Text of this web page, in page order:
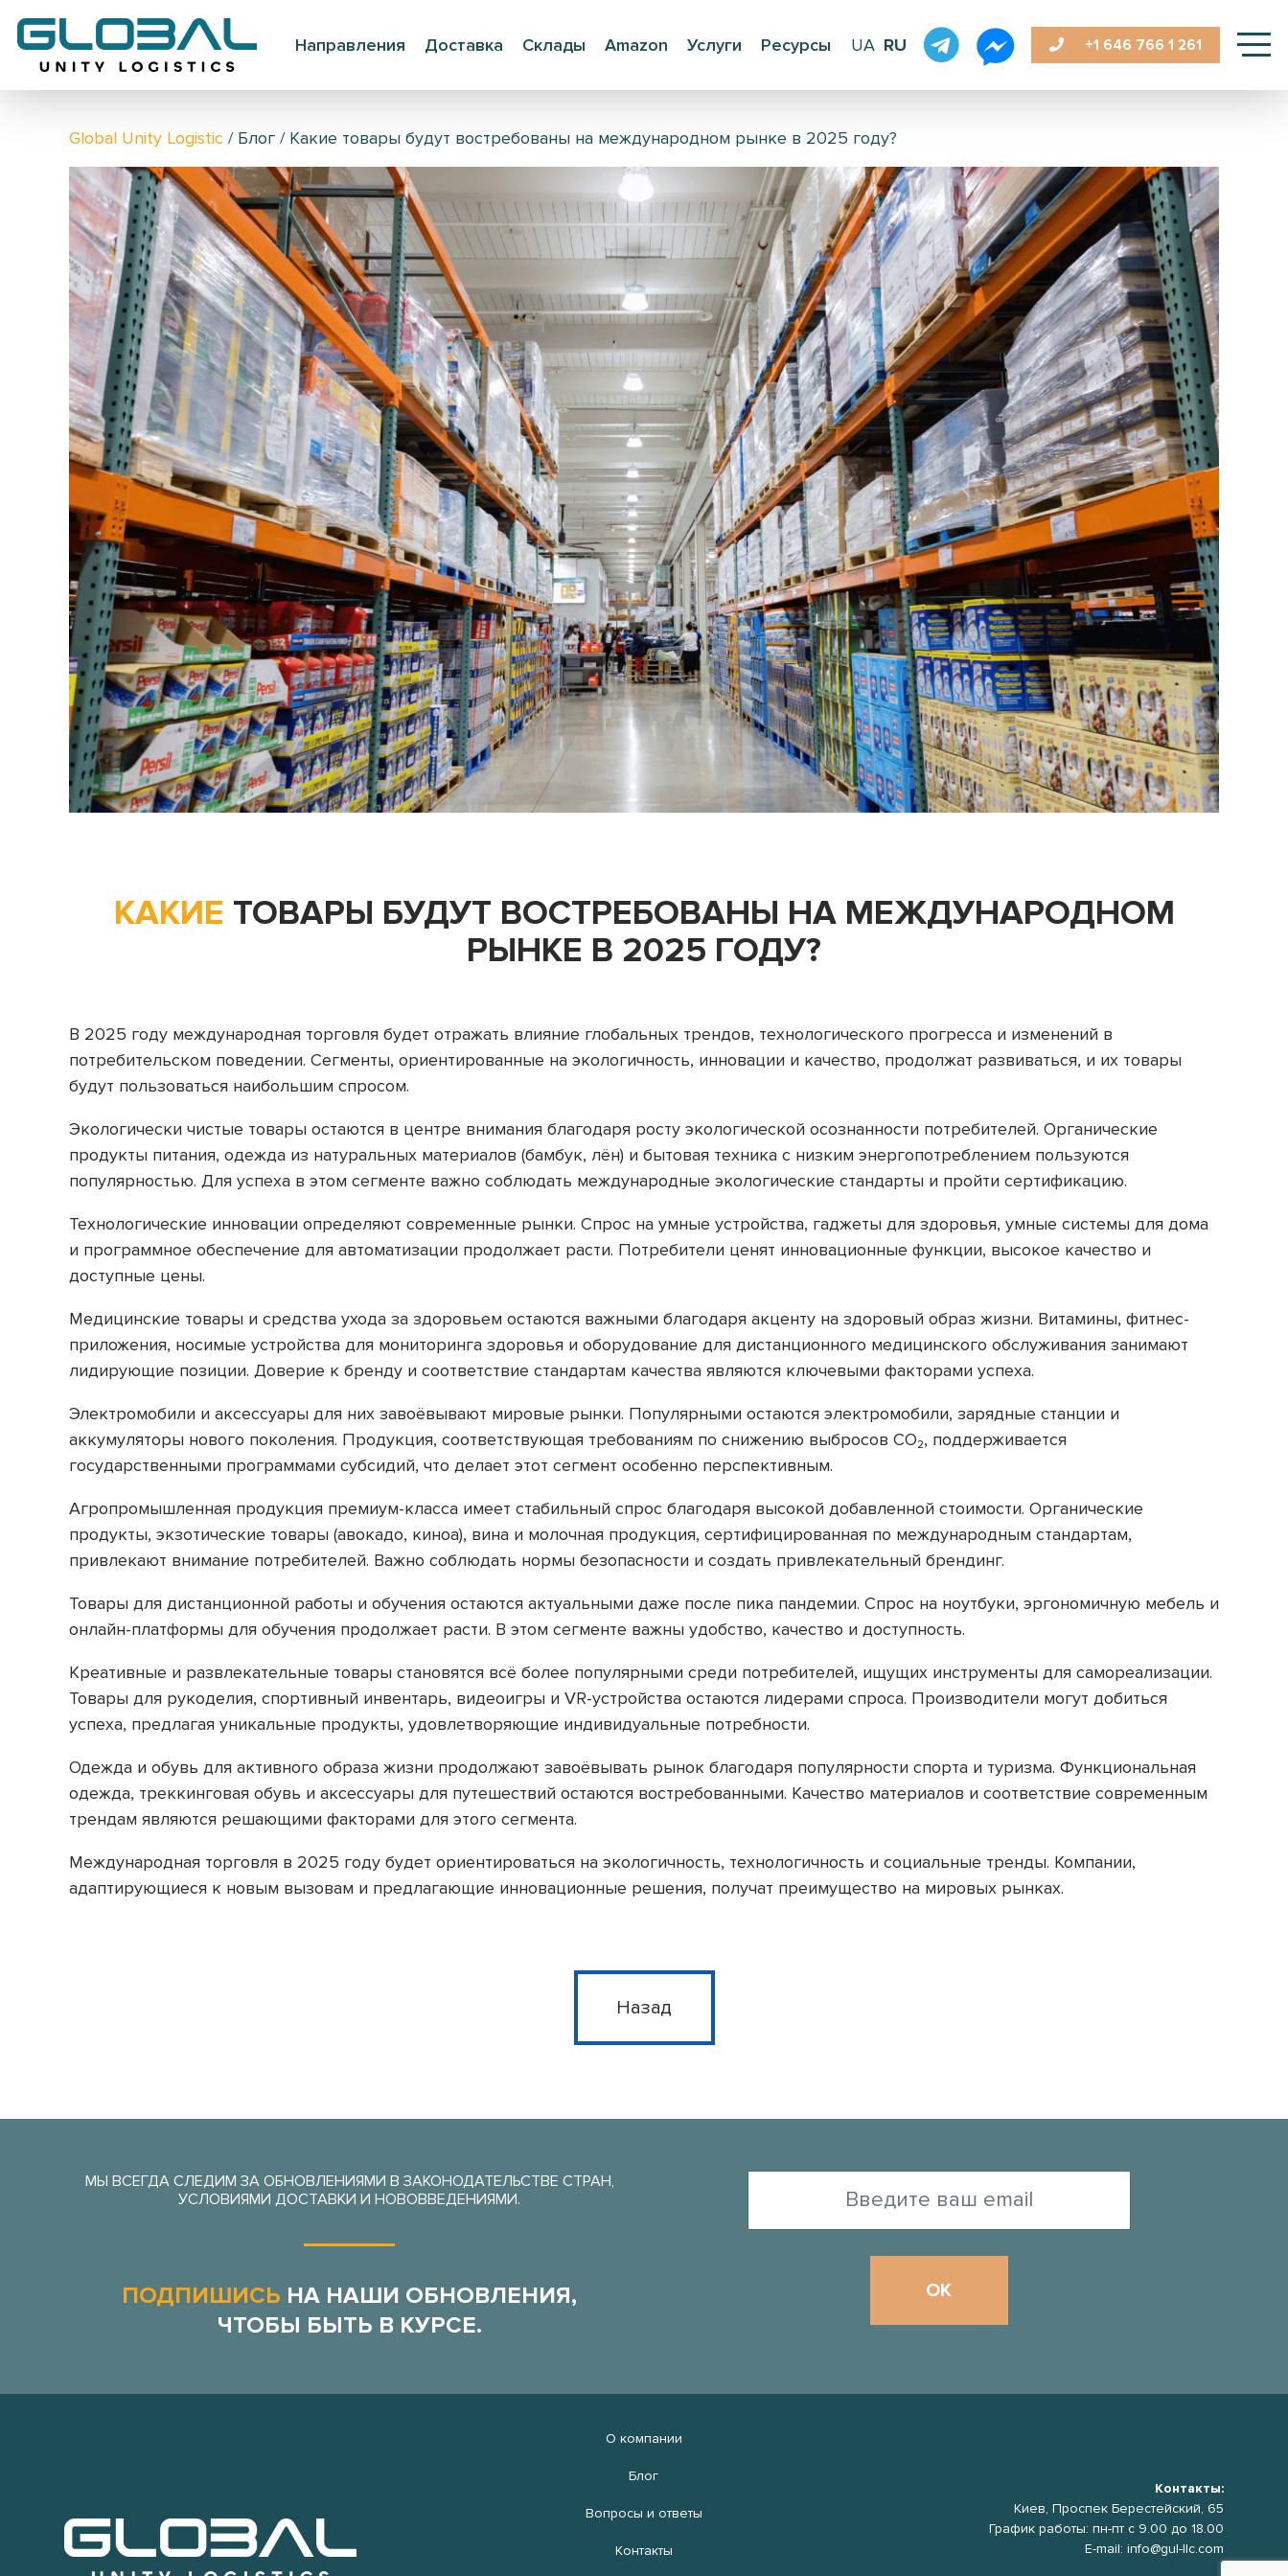
Направления Доставка Склады Amazon Услуги Ресурсы RU
UA +1 646 766 1 261
Global Unity Logistic / Блог / Какие товары будут востребованы на международном рынке в 2025 году?
КАКИЕ ТОВАРЫ БУДУТ ВОСТРЕБОВАНЫ НА МЕЖДУНАРОДНОМ
РЫНКЕ В 2025 ГОДУ?
В 2025 году международная торговля будет отражать влияние глобальных трендов, технологического прогресса и изменений в
потребительском поведении. Сегменты, ориентированные на экологичность, инновации и качество, продолжат развиваться, и их товары
будут пользоваться наибольшим спросом.
Экологически чистые товары остаются в центре внимания благодаря росту экологической осознанности потребителей. Органические
продукты питания, одежда из натуральных материалов (бамбук, лён) и бытовая техника с низким энергопотреблением пользуются
популярностью. Для успеха в этом сегменте важно соблюдать международные экологические стандарты и пройти сертификацию.
Технологические инновации определяют современные рынки. Спрос на умные устройства, гаджеты для здоровья, умные системы для дома
и программное обеспечение для автоматизации продолжает расти. Потребители ценят инновационные функции, высокое качество и
доступные цены.
Медицинские товары и средства ухода за здоровьем остаются важными благодаря акценту на здоровый образ жизни. Витамины, фитнес-
приложения, носимые устройства для мониторинга здоровья и оборудование для дистанционного медицинского обслуживания занимают
лидирующие позиции. Доверие к бренду и соответствие стандартам качества являются ключевыми факторами успеха.
Электромобили и аксессуары для них завоёвывают мировые рынки. Популярными остаются электромобили, зарядные станции и
аккумуляторы нового поколения. Продукция, соответствующая требованиям по снижению выбросов CO₂, поддерживается
государственными программами субсидий, что делает этот сегмент особенно перспективным.
Агропромышленная продукция премиум-класса имеет стабильный спрос благодаря высокой добавленной стоимости. Органические
продукты, экзотические товары (авокадо, киноа), вина и молочная продукция, сертифицированная по международным стандартам,
привлекают внимание потребителей. Важно соблюдать нормы безопасности и создать привлекательный брендинг.
Товары для дистанционной работы и обучения остаются актуальными даже после пика пандемии. Спрос на ноутбуки, эргономичную мебель и
онлайн-платформы для обучения продолжает расти. В этом сегменте важны удобство, качество и доступность.
Креативные и развлекательные товары становятся всё более популярными среди потребителей, ищущих инструменты для самореализации.
Товары для рукоделия, спортивный инвентарь, видеоигры и VR-устройства остаются лидерами спроса. Производители могут добиться
успеха, предлагая уникальные продукты, удовлетворяющие индивидуальные потребности.
Одежда и обувь для активного образа жизни продолжают завоёвывать рынок благодаря популярности спорта и туризма. Функциональная
одежда, треккинговая обувь и аксессуары для путешествий остаются востребованными. Качество материалов и соответствие современным
трендам являются решающими факторами для этого сегмента.
Международная торговля в 2025 году будет ориентироваться на экологичность, технологичность и социальные тренды. Компании,
адаптирующиеся к новым вызовам и предлагающие инновационные решения, получат преимущество на мировых рынках.
Назад
МЫ ВСЕГДА СЛЕДИМ ЗА ОБНОВЛЕНИЯМИ В ЗАКОНОДАТЕЛЬСТВЕ СТРАН,
УСЛОВИЯМИ ДОСТАВКИ И НОВОВВЕДЕНИЯМИ.
ПОДПИШИСЬ НА НАШИ ОБНОВЛЕНИЯ,
ЧТОБЫ БЫТЬ В КУРСЕ.
О компании
Блог
Вопросы и ответы
Контакты
Контакты:
Киев, Проспек Берестейский, 65
График работы: пн-пт с 9.00 до 18.00
E-mail: info@gul-llc.com